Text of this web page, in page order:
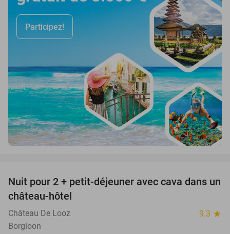
Participez!
48%
Nuit pour 2 + petit-déjeuner avec cava dans un
château-hôtel
Château De Looz 9.3 star
Borgloon